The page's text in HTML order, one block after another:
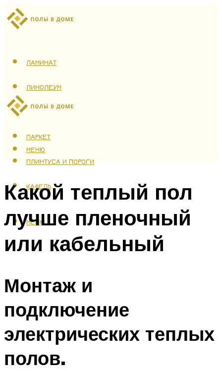
ЛАМИНАТ
ЛИНОЛЕУМ
ТЕПЛЫЙ ПОЛ
ПАРКЕТ
ПЛИНТУСА И ПОРОГИ
КАФЕЛЬ
МЕНЮ
МЕНЮ
Какой теплый пол
лучше пленочный
или кабельный
Монтаж и
подключение
электрических теплых
полов.